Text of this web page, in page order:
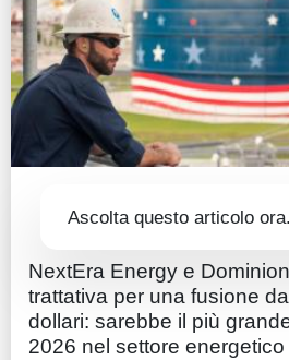
Ascolta questo articolo
NextEra Energy e
trattativa per una fusione
dollari: sarebbe il più
2026 nel settore energetico